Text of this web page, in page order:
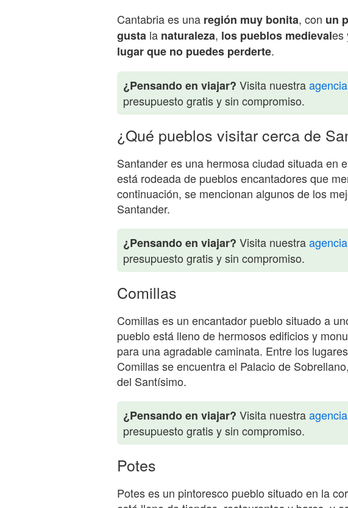
Cantabria es una región muy bonita, con un
gusta la naturaleza, los pueblos medievales
lugarque no puedes perderte.
¿Pensando en viajar? Visita nuestra
presupuesto gratis y sin compromiso.
¿Qué pueblos visitar cerca de
Santander es una hermosa ciudad situada en
está rodeada de pueblos encantadores que
continuación, se mencionan algunos de los
Santander.
¿Pensando en viajar? Visita nuestra
presupuesto gratis y sin compromiso.
Comillas
Comillas es un encantador pueblo situado a
pueblo está lleno de hermosos edificios y
para una agradable caminata. Entre los
Comillas se encuentra el Palacio de
del Santísimo.
¿Pensando en viajar? Visita nuestra
presupuesto gratis y sin compromiso.
Potes
Potes es un pintoresco pueblo situado en la